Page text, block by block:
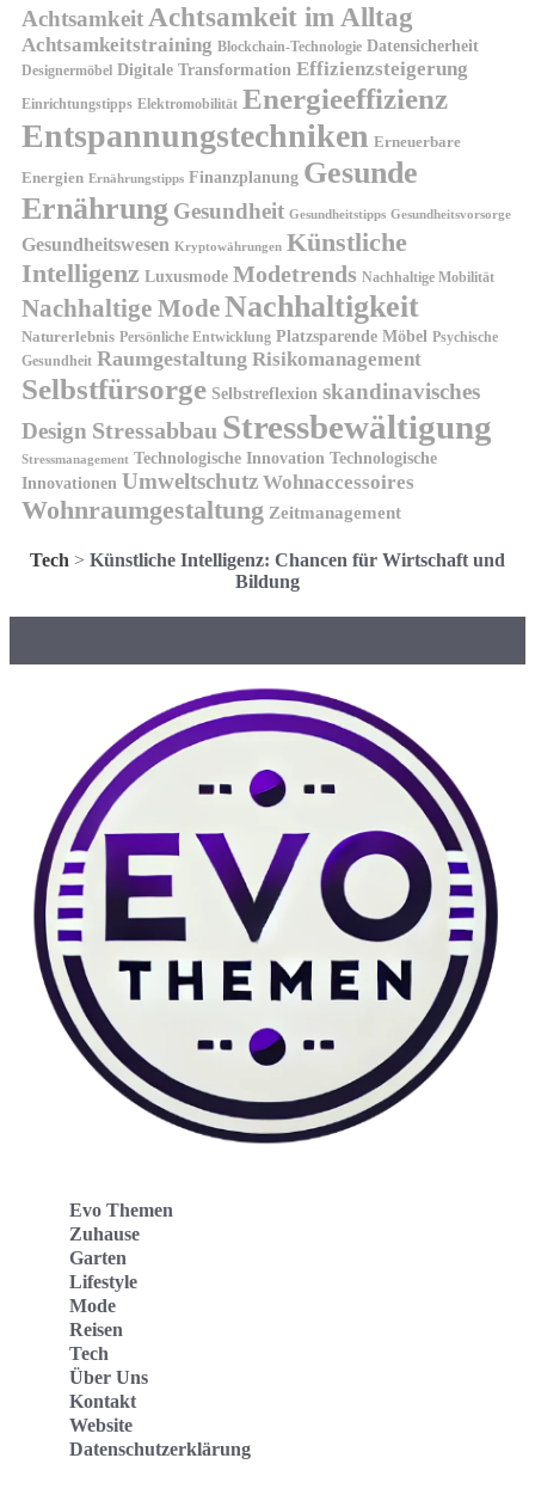
AchtsamkeitAchtsamkeit im Alltag
Achtsamkeitstraining Blockchain-Technologie Datensicherheit
Designermöbel Digitale Transformation Effizienzsteigerung
Einrichtungstipps Elektromobilität Energieeffizienz
Entspannungstechniken Erneuerbare
Energien Ernährungstipps Finanzplanung Gesunde
Ernährung Gesundheit Gesundheitstipps Gesundheitsvorsorge
Gesundheitswesen Kryptowährungen Künstliche
Intelligenz Luxusmode Modetrends Nachhaltige Mobilität
Nachhaltige ModeNachhaltigkeit
Naturerlebnis Persönliche Entwicklung Platzsparende Möbel Psychische
Gesundheit Raumgestaltung Risikomanagement
Selbstfürsorge Selbstreflexion skandinavisches
Design Stressabbau Stressbewältigung
Stressmanagement Technologische Innovation Technologische
Innovationen Umweltschutz Wohnaccessoires
Wohnraumgestaltung Zeitmanagement
Tech > Künstliche Intelligenz: Chancen für Wirtschaft und
Bildung
Evo Themen
Zuhause
Garten
Lifestyle
Mode
Reisen
Tech
Über Uns
Kontakt
Website
Datenschutzerklärung